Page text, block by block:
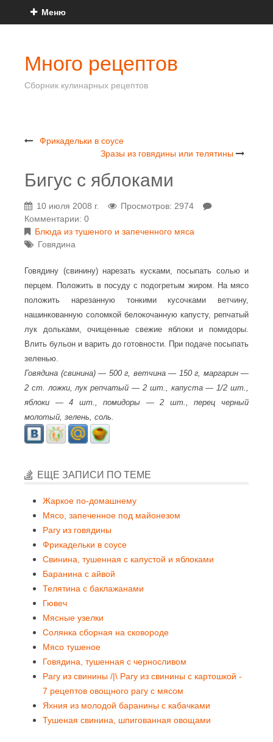
Меню
Много рецептов
Сборник кулинарных рецептов
Фрикадельки в соусе
Зразы из говядины или телятины
Бигус с яблоками
10 июля 2008 г.
Просмотров: 2974
Комментарии: 0
Блюда из тушеного и запеченного мяса
Говядина
Говядину (свинину) нарезать кусками, посыпать солью и
перцем. Положить в посуду с подогретым жиром. На мясо
положить нарезанную тонкими кусочками ветчину,
нашинкованную соломкой белокочанную капусту, репчатый
лук дольками, очищенные свежие яблоки и помидоры.
Влить бульон и варить до готовности. При подаче посыпать
зеленью.
Говядина (свинина) — 500 г, ветчина — 150 г, маргарин —
2 ст. ложки, лук репчатый — 2 шт., капуста — 1/2 шт.,
яблоки — 4 шт., помидоры — 2 шт., перец черный
молотый, зелень, соль.
ЕЩЕ ЗАПИСИ ПО ТЕМЕ
Жаркое по-домашнему
Мясо, запеченное под майонезом
Рагу из говядины
Фрикадельки в соусе
Свинина, тушенная с капустой и яблоками
Баранина с айвой
Телятина с баклажанами
Гювеч
Мясные узелки
Солянка сборная на сковороде
Мясо тушеное
Говядина, тушенная с черносливом
Рагу из свинины /|\ Рагу из свинины с картошкой -
7 рецептов овощного рагу с мясом
Яхния из молодой баранины с кабачками
Тушеная свинина, шпигованная овощами